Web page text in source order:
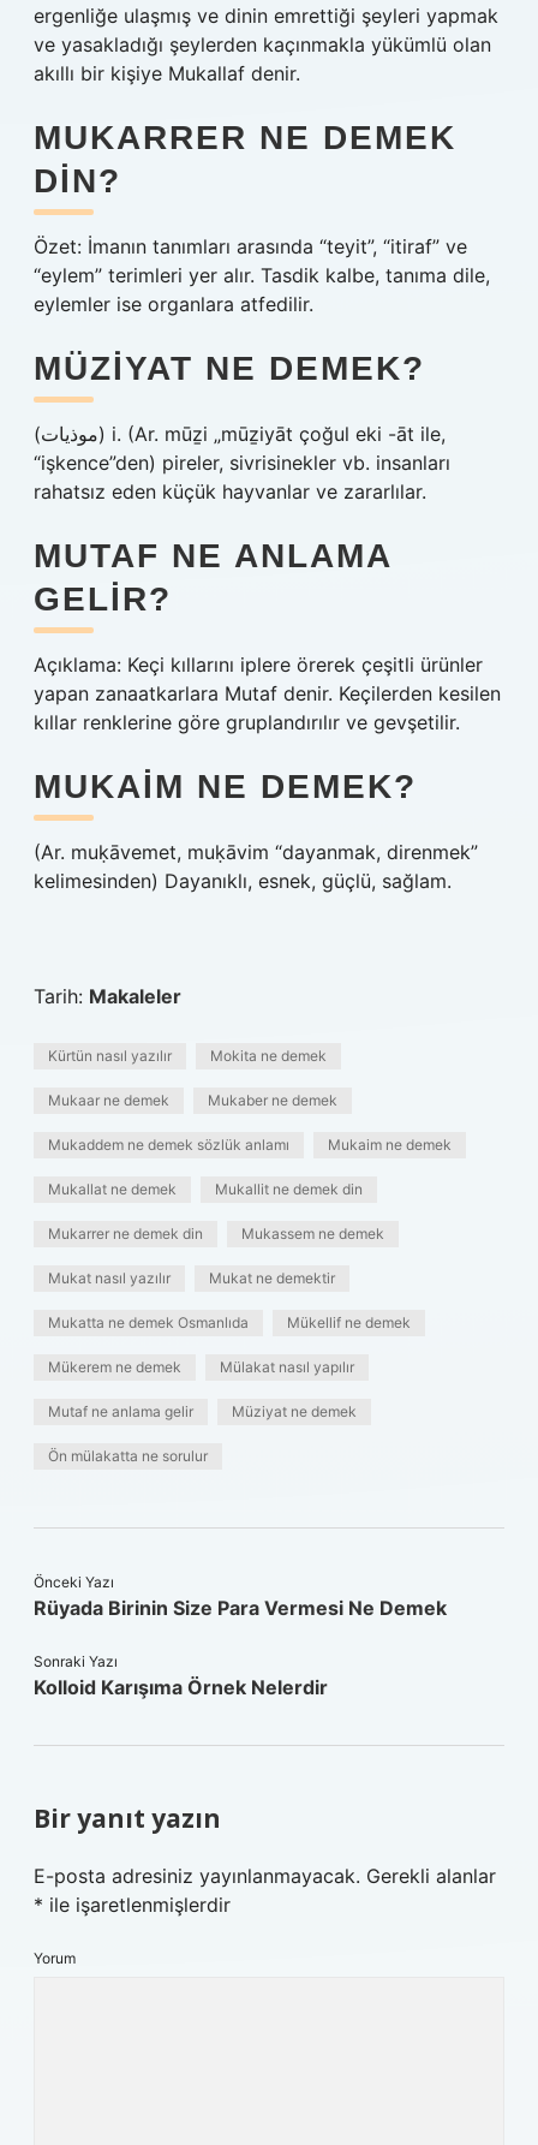
ergenliğe ulaşmış ve dinin emrettiği şeyleri yapmak
ve yasakladığı şeylerden kaçınmakla yükümlü olan
akıllı bir kişiye Mukallaf denir.
MUKARRER NE DEMEK
DIN?
Özet: İmanın tanımları arasında “teyit”, “itiraf” ve
“eylem” terimleri yer alır. Tasdik kalbe, tanıma dile,
eylemler ise organlara atfedilir.
MÜZIYAT NE DEMEK?
(ﻣﻮﺫﻳﺎﺕ) i. (Ar. mūẕі „mūẕiyāt çoğul eki -āt ile,
“işkence”den) pireler, sivrisinekler vb. insanları
rahatsız eden küçük hayvanlar ve zararlılar.
MUTAF NE ANLAMA
GELIR?
Açıklama: Keçi kıllarını iplere örerek çeşitli ürünler
yapan zanaatkarlara Mutaf denir. Keçilerden kesilen
kıllar renklerine göre gruplandırılır ve gevşetilir.
MUKAIM NE DEMEK?
(Ar. muḳāvemet, muḳāvim “dayanmak, direnmek”
kelimesinden) Dayanıklı, esnek, güçlü, sağlam.
Tarih: Makaleler
Kürtün nasıl yazılır Mokita ne demek
Mukaar ne demek Mukaber ne demek
Mukaddem ne demek sözlük anlamı Mukaim ne demek
Mukallat ne demek Mukallit ne demek din
Mukarrer ne demek din Mukassem ne demek
Mukat nasıl yazılır Mukat ne demektir
Mukatta ne demek Osmanlıda Mükellif ne demek
Mükerem ne demek Mülakat nasıl yapılır
Mutaf ne anlama gelir Müziyat ne demek
Ön mülakatta ne sorulur
Önceki Yazı
Rüyada Birinin Size Para Vermesi Ne Demek
Sonraki Yazı
Kolloid Karışıma Örnek Nelerdir
Bir yanıt yazın
E-posta adresiniz yayınlanmayacak. Gerekli alanlar
* ile işaretlenmişlerdir
Yorum